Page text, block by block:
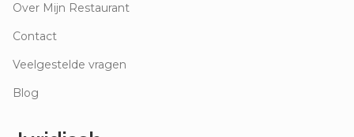
Over Mijn Restaurant
Contact
Veelgestelde vragen
Blog